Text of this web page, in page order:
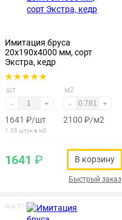
Имитация бруса
20х190х4000 мм, сорт
Экстра, кедр
шт
- +
1641 ₽/шт
1.28 штук в м2
м2
- +
2100 ₽/м2
1641 ₽ В корзину
Быстрый заказ
код: 316004